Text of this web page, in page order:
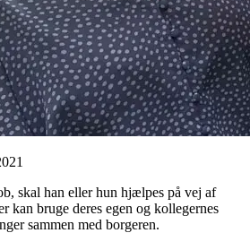
skal han eller hun hjælpes på vej af
kan bruge deres egen og kollegernes
sammen med borgeren.